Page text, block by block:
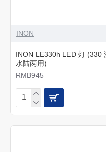
INON
INON LE330h LED 灯 (330
水陆两用)
RMB945